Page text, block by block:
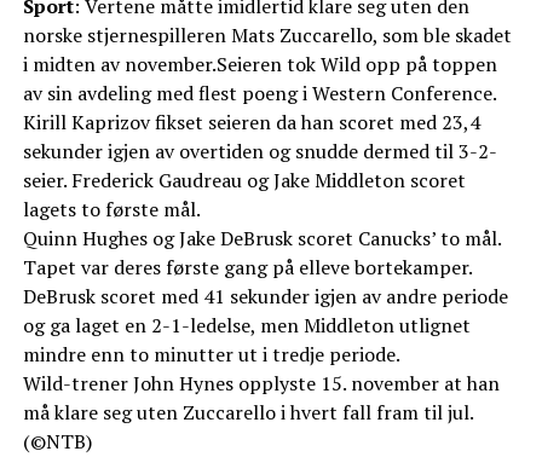
Sport: Vertene måtte imidlertid klare seg uten den
norske stjernespilleren Mats Zuccarello, som ble skadet
i midten av november.Seieren tok Wild opp på toppen
av sin avdeling med flest poeng i Western Conference.
Kirill Kaprizov fikset seieren da han scoret med 23,4
sekunder igjen av overtiden og snudde dermed til 3-2-
seier. Frederick Gaudreau og Jake Middleton scoret
lagets to første mål.
Quinn Hughes og Jake DeBrusk scoret Canucks’ to mål.
Tapet var deres første gang på elleve bortekamper.
DeBrusk scoret med 41 sekunder igjen av andre periode
og ga laget en 2-1-ledelse, men Middleton utlignet
mindre enn to minutter ut i tredje periode.
Wild-trener John Hynes opplyste 15. november at han
må klare seg uten Zuccarello i hvert fall fram til jul.
(©NTB)